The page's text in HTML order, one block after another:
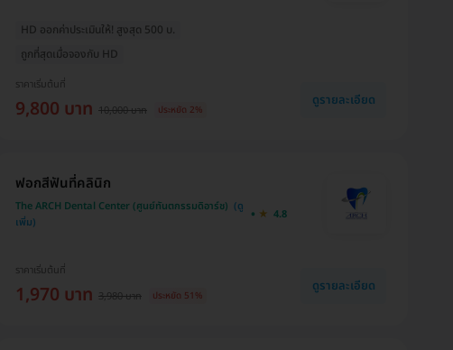
HD ออกค่าประเมินให้! สูงสุด 500 บ.
ถูกที่สุดเมื่อจองกับ HD
ราคาเริ่มต้นที่
9,800 บาท 10,000 บาท ประหยัด 2%
ดูรายละเอียด
ฟอกสีฟันที่คลินิก
The ARCH Dental Center (ศูนย์ทันตกรรมดิอาร์ช)
4.8
ราคาเริ่มต้นที่
1,970 บาท 3,980 บาท ประหยัด 51%
ดูรายละเอียด